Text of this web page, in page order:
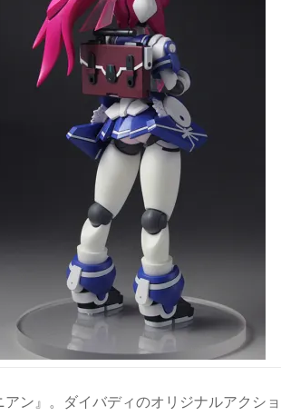
ン』。ダイバディのオリジナルアクシ